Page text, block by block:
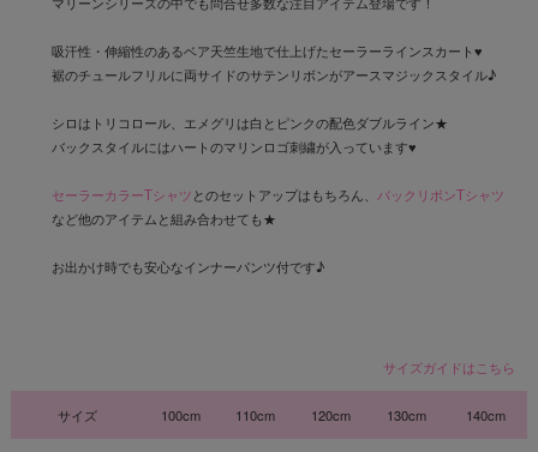
吸汗性・伸縮性のあるベア天竺生地で仕上げたセーラーラインスカート♥
裾のチュールフリルに両サイドのサテンリボンがアースマジックスタイル♪
シロはトリコロール、エメグリは白とピンクの配色ダブルライン★
バックスタイルにはハートのマリンロゴ刺繍が入っています♥
セーラーカラーTシャツとのセットアップはもちろん、 バックリボンTシャツ
など他のアイテムと組み合わせても★
お出かけ時でも安心なインナーパンツ付です♪
サイズガイドはこちら
サイズ 100cm 110cm 120cm 130cm 140cm